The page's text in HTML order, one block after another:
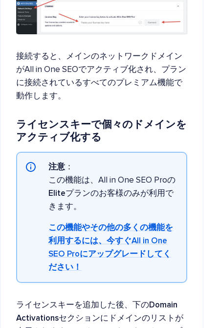
接続すると、メインのネットワークドメイン
がAll in One SEOでアクティブ化され、プラン
に接続されているすべてのプレミアム機能で
動作します。
ライセンスキーで個々のドメインを
アクティブ化する
注意 ：
この機能は、All in One SEO Proの
Eliteプランのお客様のみが利用で
きます。
この機能やその他の多くの機能を
利用するには、今すぐAll in One
SEO Proにアップグレードしてく
ださい！
ライセンスキーを追加した後、下のDomain
Activationsセクションにドメインのリストが